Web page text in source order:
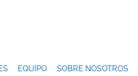
EQUIPO SOBRE NOSOTROS